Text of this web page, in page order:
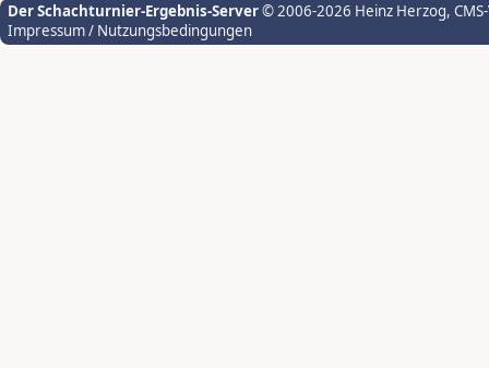
Der Schachturnier-Ergebnis-Server© 2006-2026 Heinz Herzog,
Impressum / Nutzungsbedingungen